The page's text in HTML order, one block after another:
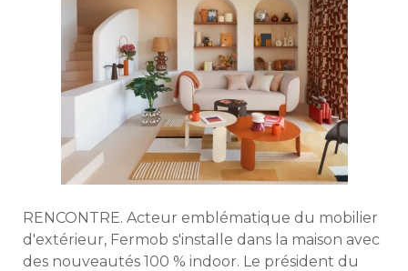
RENCONTRE. Acteur emblématique du mobilier
d'extérieur, Fermob s'installe dans la maison avec
des nouveautés 100 % indoor. Le président du